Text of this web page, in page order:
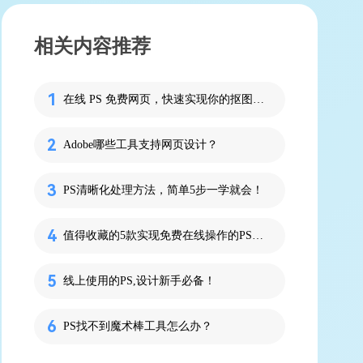
相关内容推荐
在线 PS 免费网页，快速实现你的抠图需求
Adobe哪些工具支持网页设计？
PS清晰化处理方法，简单5步一学就会！
值得收藏的5款实现免费在线操作的PS软件推荐
线上使用的PS,设计新手必备！
PS找不到魔术棒工具怎么办？